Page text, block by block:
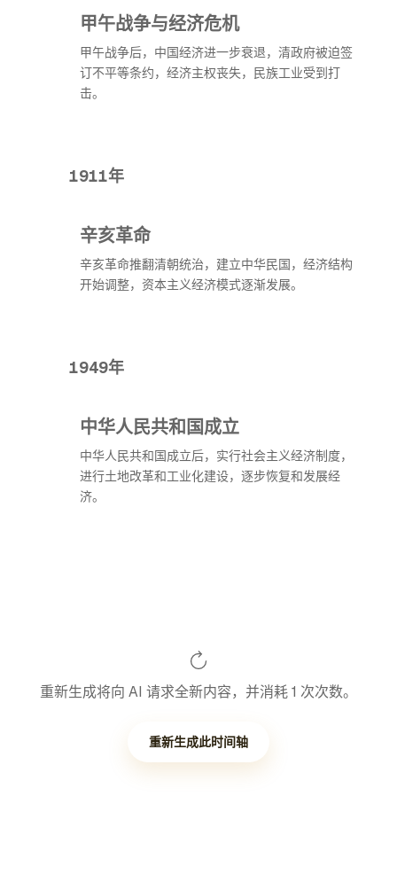
甲午战争与经济危机
甲午战争后，中国经济进一步衰退，清政府被迫签
订不平等条约，经济主权丧失，民族工业受到打
击。
1911年
辛亥革命
辛亥革命推翻清朝统治，建立中华民国，经济结构
开始调整，资本主义经济模式逐渐发展。
1949年
中华人民共和国成立
中华人民共和国成立后，实行社会主义经济制度，
进行土地改革和工业化建设，逐步恢复和发展经
济。
重新生成将向 AI 请求全新内容，并消耗 1 次次数。
重新生成此时间轴